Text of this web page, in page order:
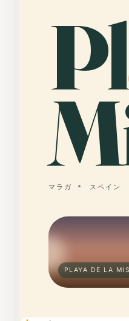
Pl
マラガ スペイン
PLAYA DE LA